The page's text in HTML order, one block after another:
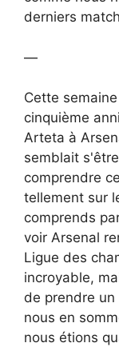
derniers
—
Cette
cinquième
Arteta à
semblait
comprendre
tellement sur
comprends
voir Arsenal
Ligue des
incroyable,
de prendre
nous en
nous étions